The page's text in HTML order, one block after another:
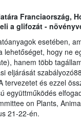
Franciaország,
a glifozát -
esetében,
lehetőséget, hogy ne
hanem több
eljárását
tervezetet és ezzel
együttműködés
on Plants,
21-22-én.